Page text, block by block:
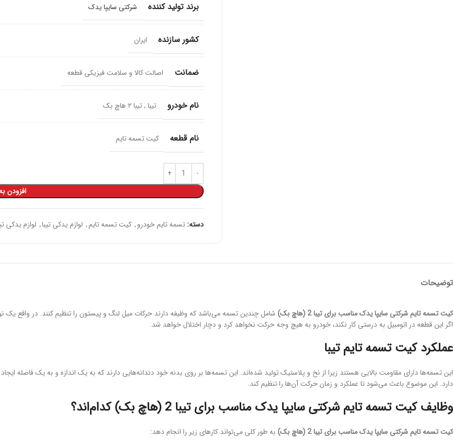
برند تولید کننده شرکتی سایپا یدک
کشور سازنده ایران
ضمانت اصالت کالا و سلامت فیزیکی قطعه
نام خودرو تیبا ,تیبا ۲ هاچ بک
نام قطعه کیت تسمه تایم
افزودن
دسته: تسمه تایم خودرو, کیت تسمه تایم, لوازم یدکی تیبا, لوازم یدکی تیبا 2
توضیحات
کیت تسمه تایم شرکتی سایپا یدک مناسب برای تیبا 2 (هاچ بک)
شامل چندین تسمه می‌باشد که وظیفه دارند حرکات میل لنگ و پیستون را تنظیم کنند. در واقع
اگر این قطعه در اتومبیل به درستی کار نکند، خودرو به هیچ وجه حرکت نخواهد کرد و دچار اختلال خواهد شد.
عملکرد کیت تسمه تایم تیبا
این تسمه‌ها دارای مقاومت بالایی هستند زیرا از نخ و پلاستیک تولید شده‌اند. این تسمه‌ها بر روی بدنه خود دندانه‌هایی دارند که به یک اندازه و به یک فاصله
دارد. این موضوع باعث می‌شود تا عملکرد و زمان حرکت آن‌ها را تنظیم کند.
وظایف کیت تسمه تایم شرکتی سایپا یدک مناسب برای تیبا 2 (هاچ بک) کدام‌اند؟
کیت تسمه تایم شرکتی سایپا یدک مناسب برای تیبا 2 (هاچ بک)
به طور کلی می‌تواند کارهای زیر را انجام دهد: